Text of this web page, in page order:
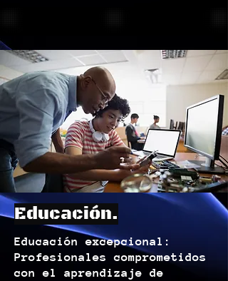
Educación.
Educación excepcional:
Profesionales comprometidos
con el aprendizaje de